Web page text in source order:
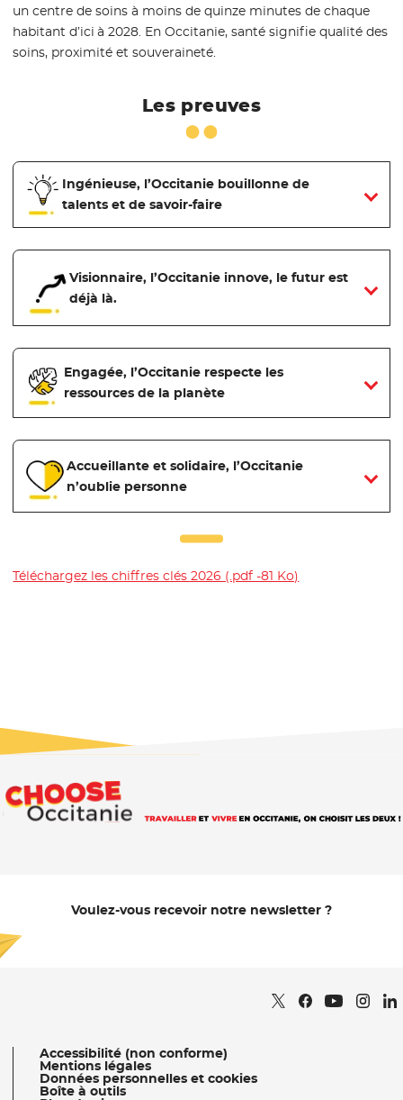
un centre de soins à moins de quinze minutes de chaque
habitant d’ici à 2028. En Occitanie, santé signifie qualité des
soins, proximité et souveraineté.
Les preuves
Ingénieuse, l’Occitanie bouillonne de
talents et de savoir-faire
Visionnaire, l’Occitanie innove, le futur est
déjà là.
Engagée, l’Occitanie respecte les
ressources de la planète
Accueillante et solidaire, l’Occitanie
n’oublie personne
Téléchargez les chiffres clés 2026 (.pdf -81 Ko)
Voulez-vous recevoir notre newsletter ?
Retrouvez nous sur
- Nouvelle fenêtre
Retrouvez
- Nouvelle
Retrouvez
- -
Accessibilité (non conforme)
Mentions légales
Données personnelles et cookies
Boîte à outils